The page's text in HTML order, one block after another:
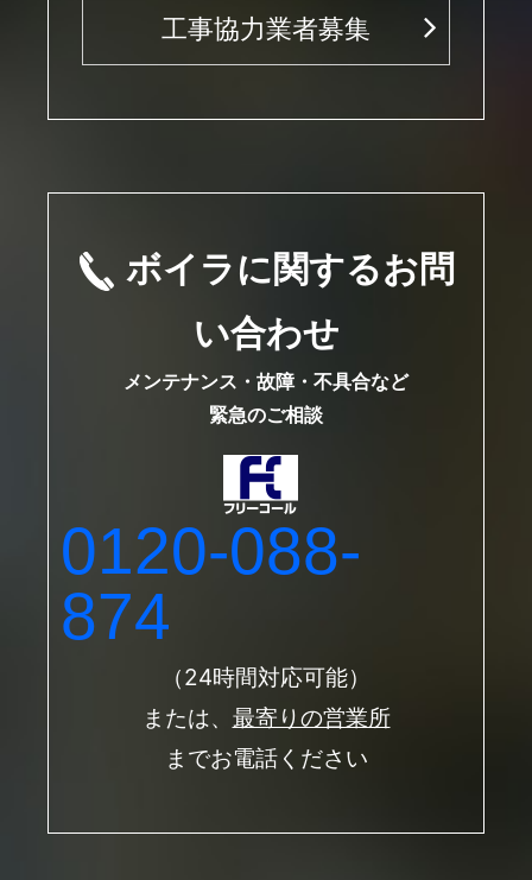
工事協力業者募集
ボイラに関するお問
い合わせ
メンテナンス・故障・不具合など
緊急のご相談
0120-088-
874
（24時間対応可能）
または、 最寄りの営業所
までお電話ください